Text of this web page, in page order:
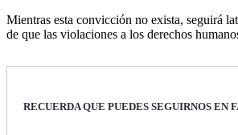
Mientras esta convicción no exista, seguirá
de que las violaciones a los derechos
RECUERDA QUE PUEDES SEGUIRNOS EN